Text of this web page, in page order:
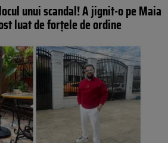
unui scandal! A jignit-o pe Maia
luat de forțele de ordine